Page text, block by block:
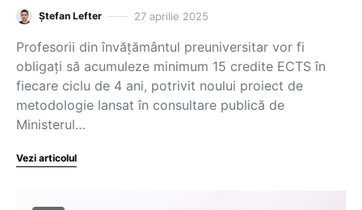
Ștefan Lefter 27 aprilie 2025
Profesorii din învățământul preuniversitar vor fi
obligați să acumuleze minimum 15 credite ECTS în
fiecare ciclu de 4 ani, potrivit noului proiect de
metodologie lansat în consultare publică de
Ministerul…
Vezi articolul